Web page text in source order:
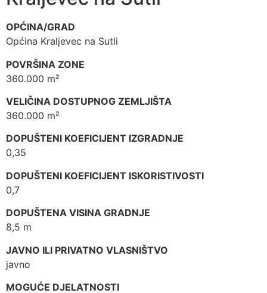
OPĆINA/GRAD
Općina Kraljevec na Sutli
POVRŠINA ZONE
360.000 m²
VELIČINA DOSTUPNOG ZEMLJIŠTA
360.000 m²
DOPUŠTENI KOEFICIJENT IZGRADNJE
0,35
DOPUŠTENI KOEFICIJENT ISKORISTIVOSTI
0,7
DOPUŠTENA VISINA GRADNJE
8,5 m
JAVNO ILI PRIVATNO VLASNIŠTVO
javno
MOGUĆE DJELATNOSTI